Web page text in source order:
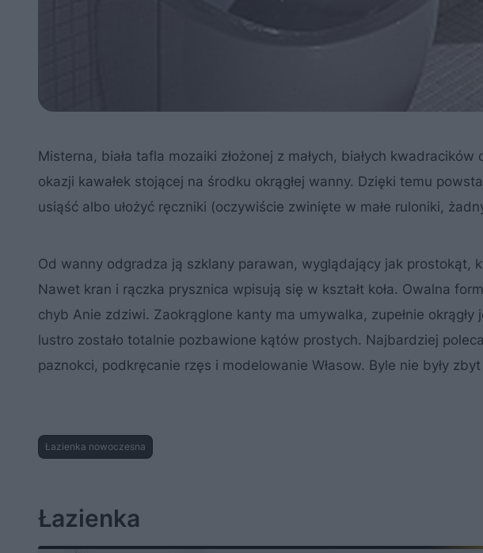
Misterna, biała tafla mozaiki złożonej z małych, białych
okazji kawałek stojącej na środku okrągłej wanny. Dzięki temu
usiąść albo ułożyć ręczniki (oczywiście zwinięte w małe ruloniki,
Od wanny odgradza ją szklany parawan, wyglądający jak prostokąt,
Nawet kran i rączka prysznica wpisują się w kształt koła. Owalna
chyb Anie zdziwi. Zaokrąglone kanty ma umywalka, zupełnie
lustro zostało totalnie pozbawione kątów prostych. Najbardziej
paznokci, podkręcanie rzęs i modelowanie Własow. Byle nie były
Łazienka nowoczesna
Łazienka